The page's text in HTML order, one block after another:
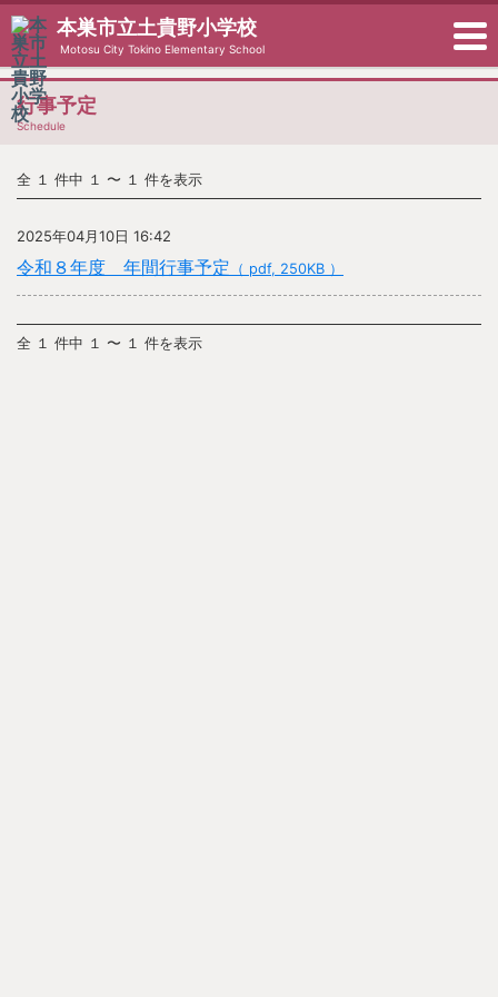
本巣市立土貴野小学校
Motosu City Tokino Elementary School
行事予定
Schedule
全 １ 件中 １ 〜 １ 件を表示
2025年04月10日 16:42
令和８年度 年間行事予定 （ pdf, 250KB ）
全 １ 件中 １ 〜 １ 件を表示